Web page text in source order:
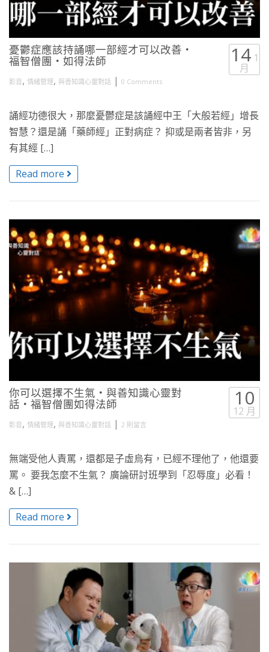
憂鬱症應該持誦哪一部經才可以改善・
福智僧團・如得法師
影音, 情緒管理, 與善知識心靈對話 | 0 Comments
14 1
月
誦經功德很大，那麼憂鬱症是該誦經中王「大般若經」增長
智慧？還是誦「藥師經」正對病症？ 抑或是兩者皆非，另
有其經 […]
Read more
你可以選擇不生氣・與善知識心靈對
話・福智僧團如得法師
影音, 情緒管理, 與善知識心靈對話 | 2 則留言
10
12 月
無端受他人責罵，還都是子虛烏有，已經不理他了，他還要
罵。 要我怎麼不生氣？ 廣論研討班學到「忍辱度」必看！
& […]
Read more